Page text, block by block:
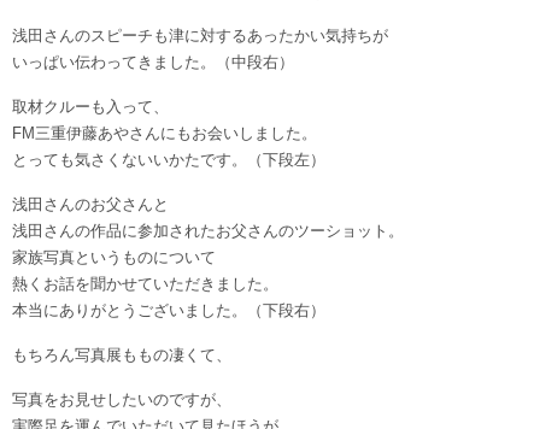
浅田さんのスピーチも津に対するあったかい気持ちが
いっぱい伝わってきました。（中段右）
取材クルーも入って、
FM三重伊藤あやさんにもお会いしました。
とっても気さくないいかたです。（下段左）
浅田さんのお父さんと
浅田さんの作品に参加されたお父さんのツーショット。
家族写真というものについて
熱くお話を聞かせていただきました。
本当にありがとうございました。（下段右）
もちろん写真展ももの凄くて、
写真をお見せしたいのですが、